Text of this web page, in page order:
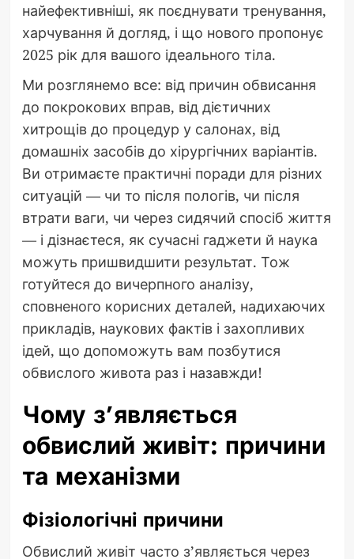
найефективніші, як поєднувати тренування,
харчування й догляд, і що нового пропонує
2025 рік для вашого ідеального тіла.
Ми розглянемо все: від причин обвисання
до покрокових вправ, від дієтичних
хитрощів до процедур у салонах, від
домашніх засобів до хірургічних варіантів.
Ви отримаєте практичні поради для різних
ситуацій — чи то після пологів, чи після
втрати ваги, чи через сидячий спосіб життя
— і дізнаєтеся, як сучасні гаджети й наука
можуть пришвидшити результат. Тож
готуйтеся до вичерпного аналізу,
сповненого корисних деталей, надихаючих
прикладів, наукових фактів і захопливих
ідей, що допоможуть вам позбутися
обвислого живота раз і назавжди!
Чому з’являється
обвислий живіт: причини
та механізми
Фізіологічні причини
Обвислий живіт часто з’являється через